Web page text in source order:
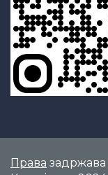
Права задржава